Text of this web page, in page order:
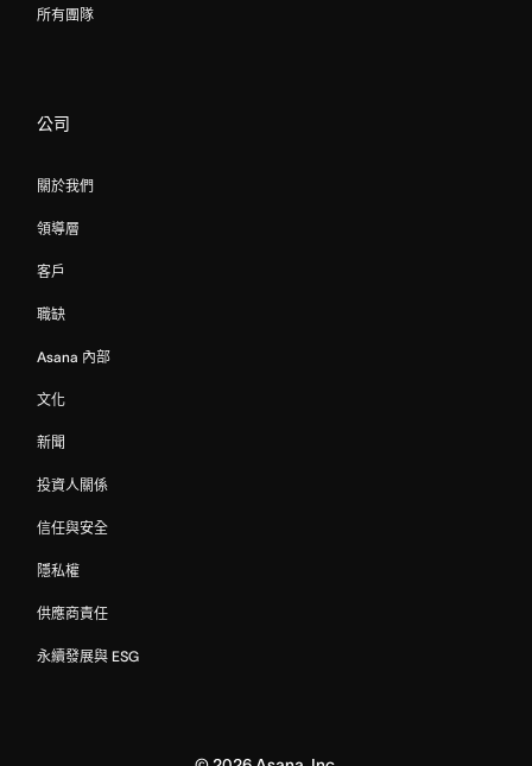
所有團隊
公司
關於我們
領導層
客戶
職缺
Asana 內部
文化
新聞
投資人關係
信任與安全
隱私權
供應商責任
永續發展與 ESG